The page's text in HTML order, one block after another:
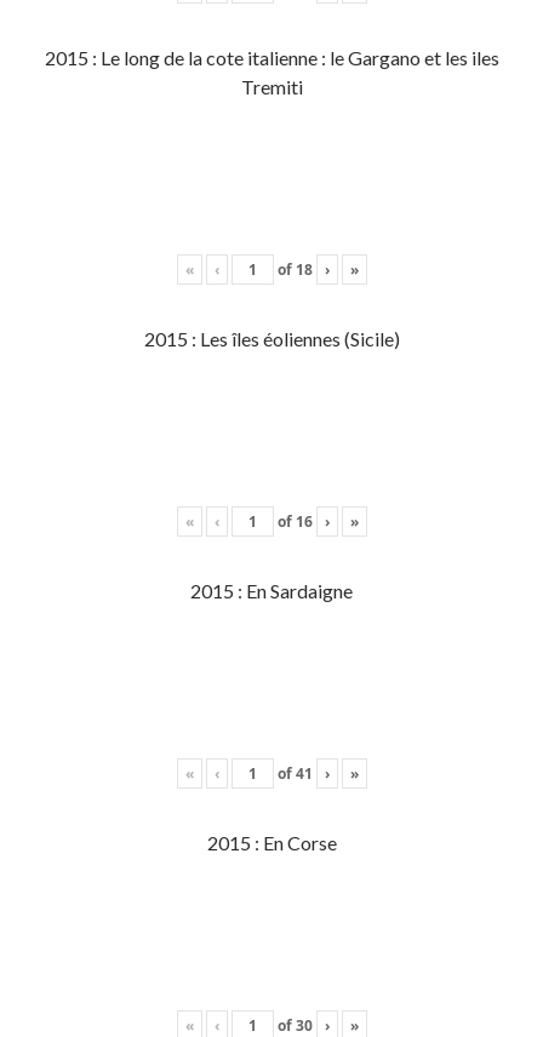
2015 : Le long de la cote italienne : le Gargano et les iles
Tremiti
« ‹ of 18 › »
2015 : Les îles éoliennes (Sicile)
« ‹ of 16 › »
2015 : En Sardaigne
« ‹ of41 › »
2015 : En Corse
« ‹ of30 › »